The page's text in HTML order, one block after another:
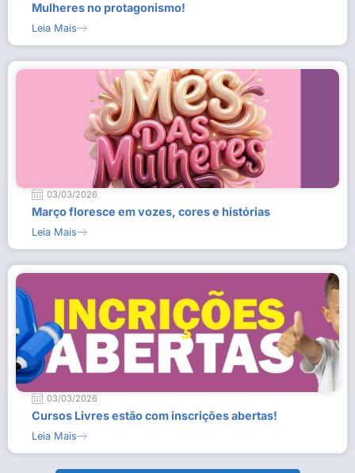
Mulheres no protagonismo!
Leia Mais
03/03/2026
Março floresce em vozes, cores e histórias
Leia Mais
03/03/2026
Cursos Livres estão com inscrições abertas!
Leia Mais